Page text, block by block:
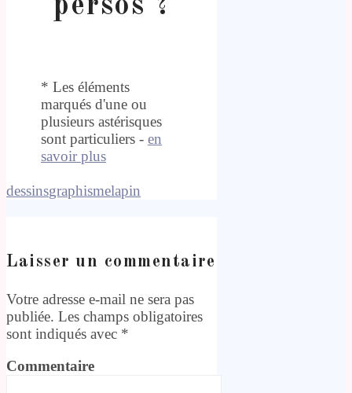
persos ?
* Les éléments
marqués d'une ou
plusieurs astérisques
sont particuliers - en
savoir plus
dessinsgraphismelapin
Laisser un commentaire
Votre adresse e-mail ne sera pas
publiée. Les champs obligatoires
sont indiqués avec *
Commentaire